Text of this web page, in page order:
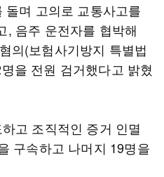
며 고의로 교통사고를
, 음주 운전자를 협박해
의(보험사기방지 특별법
을 전원 검거했다고 밝혔
고 조직적인 증거 인멸
구속하고 나머지 19명을